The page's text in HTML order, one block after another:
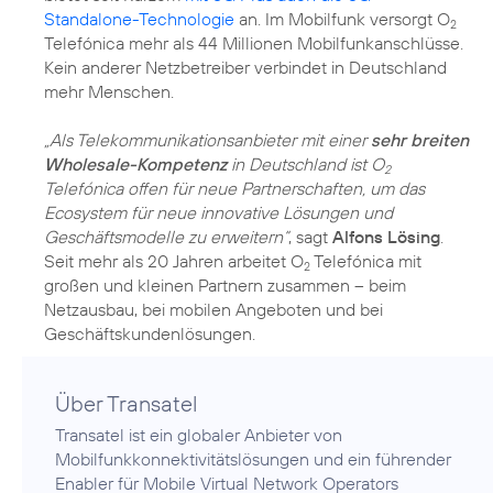
Standalone-Technologie an. Im Mobilfunk versorgt O2
Telefónica mehr als 44 Millionen Mobilfunkanschlüsse.
Kein anderer Netzbetreiber verbindet in Deutschland
mehr Menschen.
„Als Telekommunikationsanbieter mit einersehr breiten
Wholesale-Kompetenzin Deutschland ist O2
Telefónica offen für neue Partnerschaften, um das
Ecosystem für neue innovative Lösungen und
Geschäftsmodelle zu erweitern“, sagt Alfons Lösing.
Seit mehr als 20 Jahren arbeitet O2 Telefónica mit
großen und kleinen Partnern zusammen – beim
Netzausbau, bei mobilen Angeboten und bei
Geschäftskundenlösungen.
Über Transatel
Transatel ist ein globaler Anbieter von
Mobilfunkkonnektivitätslösungen und ein führender
Enabler für Mobile Virtual Network Operators